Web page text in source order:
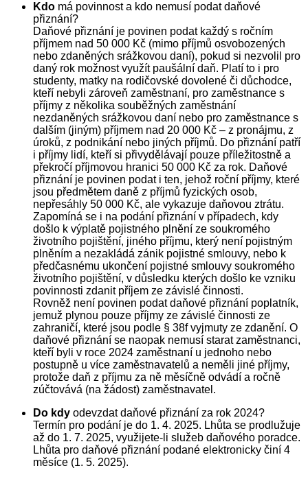
Kdo má povinnost a kdo nemusí podat daňové
přiznání?
Daňové přiznání je povinen podat každý s ročním
příjmem nad 50 000 Kč (mimo příjmů osvobozených
nebo zdaněných srážkovou daní), pokud si nezvolil pro
daný rok možnost využít paušální daň. Platí to i pro
studenty, matky na rodičovské dovolené či důchodce,
kteří nebyli zároveň zaměstnaní, pro zaměstnance s
příjmy z několika souběžných zaměstnání
nezdaněných srážkovou daní nebo pro zaměstnance s
dalším (jiným) příjmem nad 20 000 Kč – z pronájmu, z
úroků, z podnikání nebo jiných příjmů. Do přiznání patří
i příjmy lidí, kteří si přivydělávají pouze příležitostně a
překročí příjmovou hranici 50 000 Kč za rok. Daňové
přiznání je povinen podat i ten, jehož roční příjmy, které
jsou předmětem daně z příjmů fyzických osob,
nepřesáhly 50 000 Kč, ale vykazuje daňovou ztrátu.
Zapomíná se i na podání přiznání v případech, kdy
došlo k výplatě pojistného plnění ze soukromého
životního pojištění, jiného příjmu, který není pojistným
plněním a nezakládá zánik pojistné smlouvy, nebo k
předčasnému ukončení pojistné smlouvy soukromého
životního pojištění, v důsledku kterých došlo ke vzniku
povinnosti zdanit příjem ze závislé činnosti.
Rovněž není povinen podat daňové přiznání poplatník,
jemuž plynou pouze příjmy ze závislé činnosti ze
zahraničí, které jsou podle § 38fvyjmuty ze zdanění. O
daňové přiznání se naopak nemusí starat zaměstnanci,
kteří byli v roce 2024 zaměstnaní u jednoho nebo
postupně u více zaměstnavatelů a neměli jiné příjmy,
protože daň z příjmu za ně měsíčně odvádí a ročně
zúčtovává (na žádost) zaměstnavatel.
Do kdy odevzdat daňové přiznání za rok 2024?
Termín pro podání je do 1. 4. 2025. Lhůta se prodlužuje
až do 1. 7. 2025, využijete-li služeb daňového poradce.
Lhůta pro daňové přiznání podané elektronicky činí 4
měsíce (1. 5. 2025).